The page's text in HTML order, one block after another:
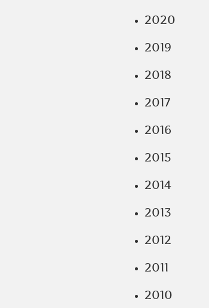
2020
2019
2018
2017
2016
2015
2014
2013
2012
2011
2010